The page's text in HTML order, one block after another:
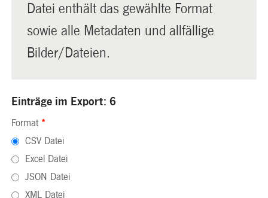
Datei enthält das gewählte Format
sowie alle Metadaten und allfällige
Bilder/Dateien.
Einträge im Export: 6
Format *
CSV Datei
Excel Datei
JSON Datei
XML Datei